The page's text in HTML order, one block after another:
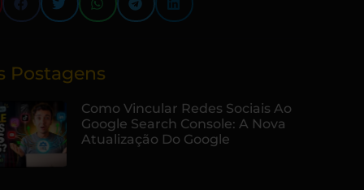
Postagens
Como Vincular Redes Sociais Ao
Google Search Console: A Nova
Atualização Do Google